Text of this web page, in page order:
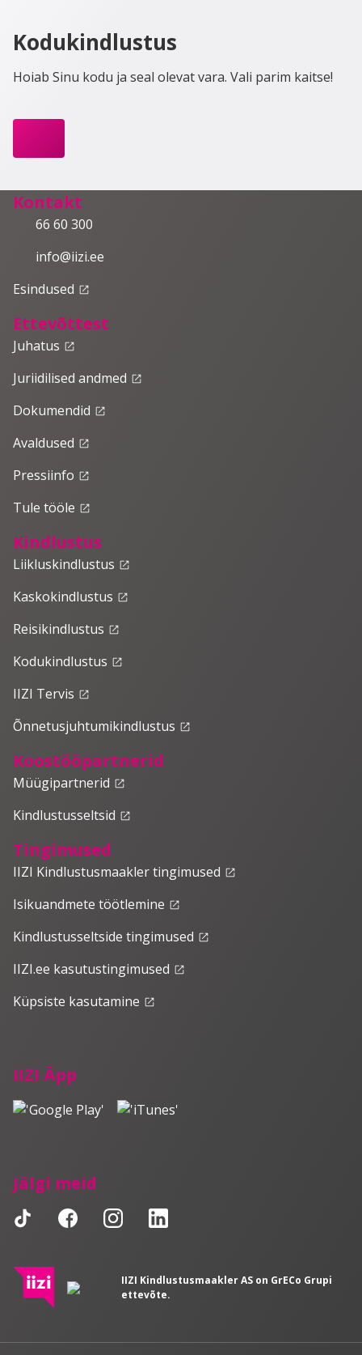
Kodukindlustus
Hoiab Sinu kodu ja seal olevat vara. Vali parim kaitse!
IIZI Äpp
Jälgi meid
Kontakt
66 60 300
info@iizi.ee
Esindused launch
Ettevõttest
Juhatus launch
Juriidilised andmed launch
Dokumendid launch
Avaldused launch
Pressiinfo launch
Tule tööle launch
Kindlustus
Liikluskindlustus launch
Kaskokindlustus launch
Reisikindlustus launch
Kodukindlustus launch
IIZI Tervis launch
Õnnetusjuhtumikindlustus launch
Koostööpartnerid
Müügipartnerid launch
Kindlustusseltsid launch
Tingimused
IIZI Kindlustusmaakler tingimused launch
Isikuandmete töötlemine launch
Kindlustusseltside tingimused launch
IIZI.ee kasutustingimused launch
Küpsiste kasutamine launch
IIZI Kindlustusmaakler AS on GrECo Grupi
ettevõte.